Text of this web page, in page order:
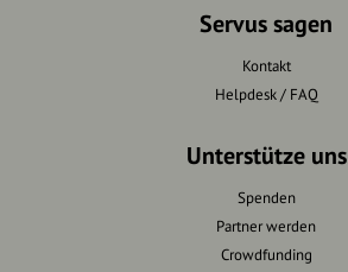
Servus sagen
Kontakt
Helpdesk / FAQ
Unterstütze uns
Spenden
Partner werden
Crowdfunding